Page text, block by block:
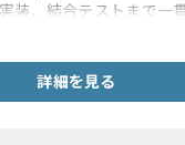
装、結合テストまで一
詳細を見る